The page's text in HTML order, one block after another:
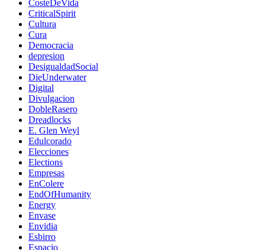
CosteDeVida
CriticalSpirit
Cultura
Cura
Democracia
depresion
DesigualdadSocial
DieUnderwater
Digital
Divulgacion
DobleRasero
Dreadlocks
E. Glen Weyl
Edulcorado
Elecciones
Elections
Empresas
EnColere
EndOfHumanity
Energy
Envase
Envidia
Esbirro
Espacio